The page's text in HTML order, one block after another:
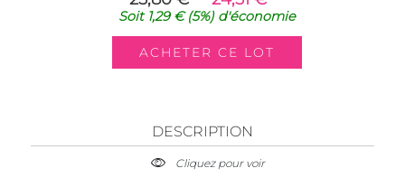
Soit 1,29 €(5%) d'économie
DESCRIPTION
Cliquez pour voir